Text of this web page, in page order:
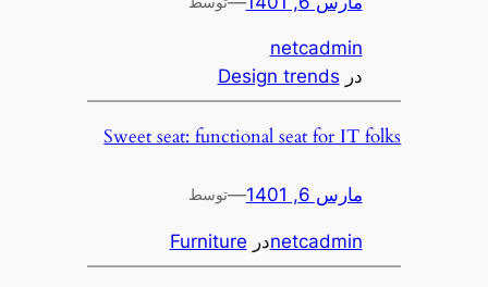
netcadmin
در Design trends
Sweet seat: functional seat for IT folks
مارس 6, 1401 —توسط
netcadminدر Furniture